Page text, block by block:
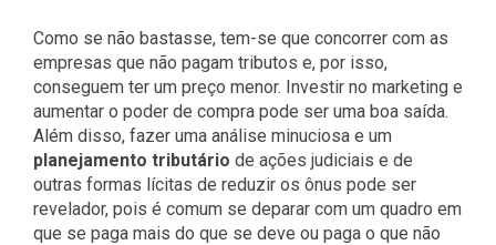
Como se não bastasse, tem-se que concorrer com as
empresas que não pagam tributos e, por isso,
conseguem ter um preço menor. Investir no marketing e
aumentar o poder de compra pode ser uma boa saída.
Além disso, fazer uma análise minuciosa e um
planejamento tributário de ações judiciais e de
outras formas lícitas de reduzir os ônus pode ser
revelador, pois é comum se deparar com um quadro em
que se paga mais do que se deve ou paga o que não